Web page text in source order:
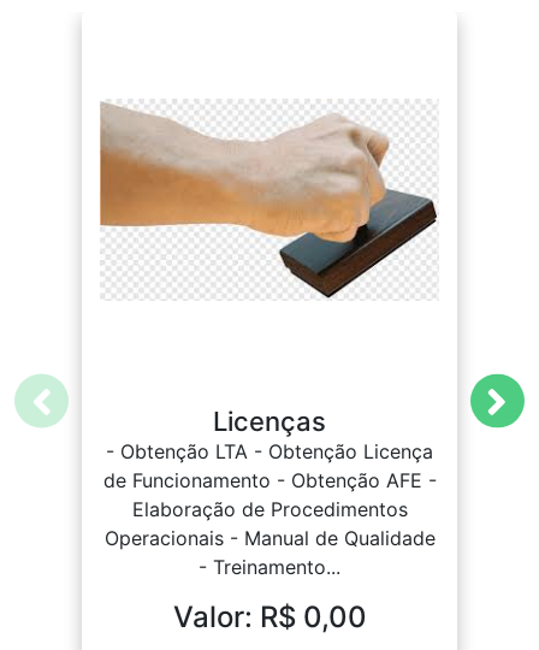
Licenças
- Obtenção LTA - Obtenção Licença
de Funcionamento - Obtenção AFE -
Elaboração de Procedimentos
Operacionais - Manual de Qualidade
- Treinamento...
Valor: R$ 0,00